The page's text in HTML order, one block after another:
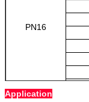
PN16
Application